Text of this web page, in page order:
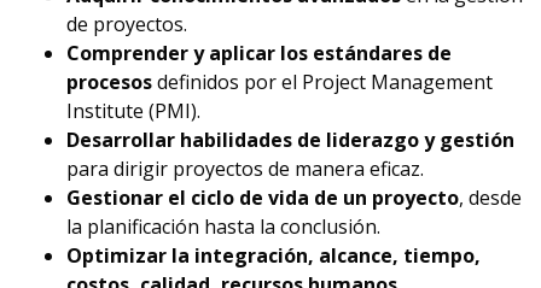
de proyectos.
Comprender y aplicar los estándares de
procesosdefinidos por el Project Management
Institute (PMI).
Desarrollar habilidades de liderazgo y gestión
para dirigir proyectos de manera eficaz.
Gestionar el ciclo de vida de un proyecto, desde
la planificación hasta la conclusión.
Optimizar la integración, alcance, tiempo,